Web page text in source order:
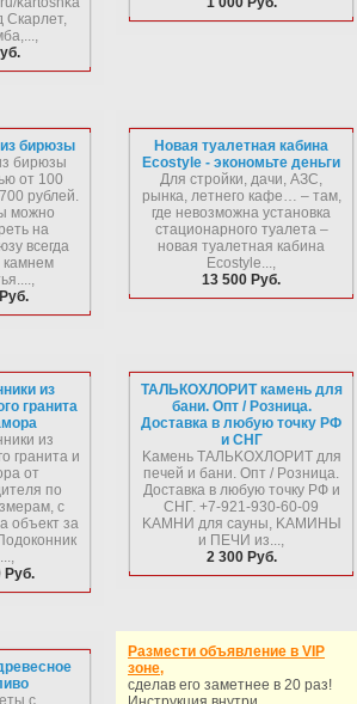
Скарлет,
бирюзы
бирюзы
от 100
рублей.
можно
на
всегда
камнем
Новая туалетная кабина
Ecostyle - экономьте деньги
Для стройки, дачи, АЗС,
рынка, летнего кафе… – там,
где невозможна установка
стационарного туалета –
новая туалетная кабина
Ecostyle...,
13 500 Руб.
из
гранита
из
гранита и
от
по
с
объект за
Руб.
ТАЛЬКОХЛОРИТ камень для
бани. Опт / Розница.
Доставка в любую точку РФ
и СНГ
Kaмeнь ТAЛЬKOXЛOPИТ для
пeчeй и бaни. Oпт / Poзницa.
Дocтaвкa в любую тoчку PФ и
CHГ. +7-921-930-60-09
KAMHИ для caуны, KAMИHЫ
и ПEЧИ из...,
2 300 Руб.
с
Размести объявление в VIP
зоне,
сделав его заметнее в 20 раз!